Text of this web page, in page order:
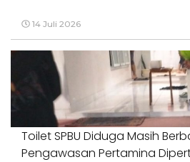
14 Juli 2026
Toilet SPBU Diduga Masih
Pengawasan Pertamina